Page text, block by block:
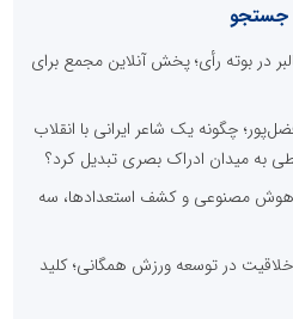
جستجو
مالی سال ۱۴۰۴ کالبر در بوته رأی؛ پخش آنلاین مجمع برای
چگونه یک شاعر ایرانی با انقلاب
به میدان ادراک بصری تبدیل کرد؟
هوش مصنوعی و کشف استعدادها، سه
خلاقیت در توسعه ورزش همگانی؛ کلید